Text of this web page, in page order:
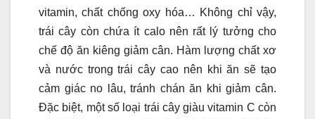
vitamin, chất chống oxy hóa… Không chỉ vậy,
trái cây còn chứa ít calo nên rất lý tưởng cho
chế độ ăn kiêng giảm cân. Hàm lượng chất xơ
và nước trong trái cây cao nên khi ăn sẽ tạo
cảm giác no lâu, tránh chán ăn khi giảm cân.
Đặc biệt, một số loại trái cây giàu vitamin C còn